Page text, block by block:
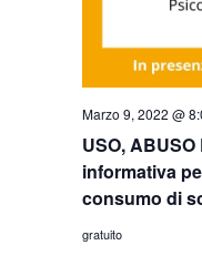
Marzo 9, 2022 @
USO,
informativa
consumo di
gratuito